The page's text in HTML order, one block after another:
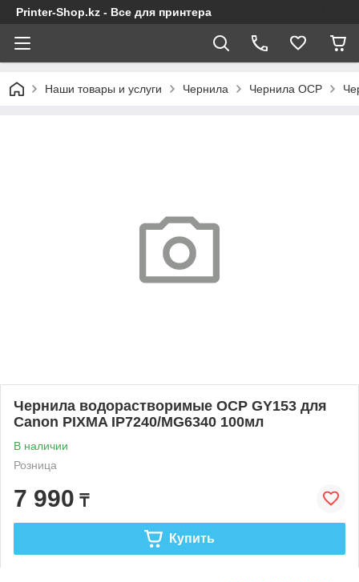
Printer-Shop.kz - Все для принтера
Наши товары и услуги Чернила Чернила OCP
Чернила водорастворимые OCP GY153 для
Canon PIXMA IP7240/MG6340 100мл
В наличии
Розница
7 990 ₸
Купить